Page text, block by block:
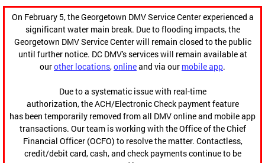
On February 5, the Georgetown DMV Service Center experienced a
significant water main break. Due to flooding impacts, the
Georgetown DMV Service Center will remain closed to the public
until further notice. DC DMV's services will remain available at
ourother locations,onlineand via our mobile app.
Due to a systematic issue with real-time
authorization, the ACH/Electronic Check payment feature
has been temporarily removed from all DMV online and mobile app
transactions. Our team is working with the Office of the Chief
Financial Officer (OCFO) to resolve the matter. Contactless,
credit/debit card, cash, and check payments continue to be